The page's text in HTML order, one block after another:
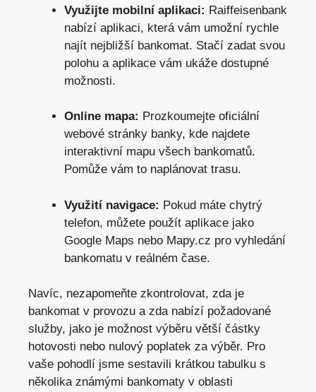
Využijte mobilní aplikaci: Raiffeisenbank
nabízí aplikaci, která vám umožní rychle
najít nejbližší bankomat. Stačí zadat svou
polohu a aplikace vám ukáže dostupné
možnosti.
Online mapa: Prozkoumejte oficiální
webové stránky banky, kde najdete
interaktivní mapu všech bankomatů.
Pomůže vám to naplánovat trasu.
Využití navigace: Pokud máte chytrý
telefon, můžete použít aplikace jako
Google Maps nebo Mapy.cz pro vyhledání
bankomatu v reálném čase.
Navíc, nezapomeňte zkontrolovat, zda je
bankomat v provozu a zda nabízí požadované
služby, jako je možnost výběru větší částky
hotovosti nebo nulový poplatek za výběr. Pro
vaše pohodlí jsme sestavili krátkou tabulku s
několika známými bankomaty v oblasti